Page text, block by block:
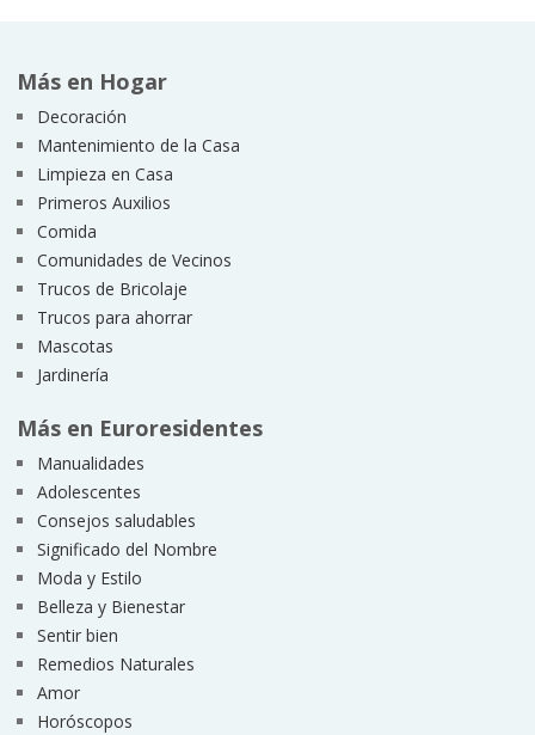
Más en Hogar
Decoración
Mantenimiento de la Casa
Limpieza en Casa
Primeros Auxilios
Comida
Comunidades de Vecinos
Trucos de Bricolaje
Trucos para ahorrar
Mascotas
Jardinería
Más en Euroresidentes
Manualidades
Adolescentes
Consejos saludables
Significado del Nombre
Moda y Estilo
Belleza y Bienestar
Sentir bien
Remedios Naturales
Amor
Horóscopos